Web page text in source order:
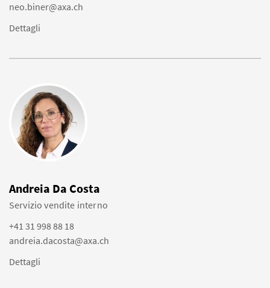
neo.biner@axa.ch
Dettagli
Andreia Da Costa
Servizio vendite interno
+41 31 998 88 18
andreia.dacosta@axa.ch
Dettagli